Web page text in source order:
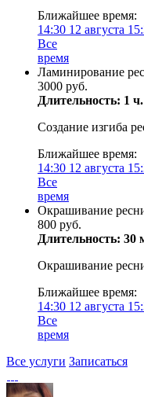
Ближайшее время:
14:30 12 августа
Все
время
Ламинирование
3000 руб.
Длительность: 1 ч.
Создание изгиба
Ближайшее время:
14:30 12 августа
Все
время
Окрашивание
800 руб.
Длительность: 30
Окрашивание
Ближайшее время:
14:30 12 августа
Все
время
Все услуги Записаться